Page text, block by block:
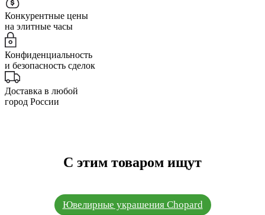
Конкурентные цены
на элитные часы
Конфиденциальность
и безопасность сделок
Доставка в любой
город России
С этим товаром ищут
Ювелирные украшения Chopard